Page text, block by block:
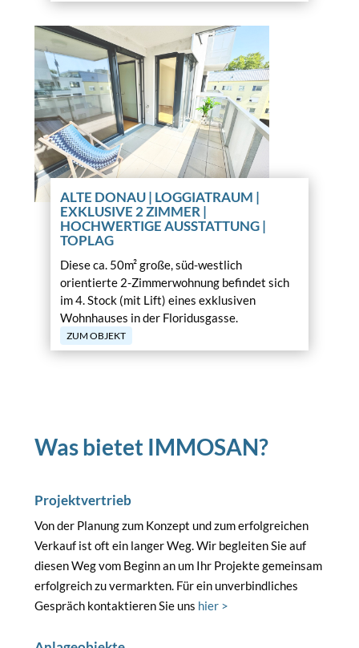
ALTE DONAU | LOGGIATRAUM |
EXKLUSIVE 2 ZIMMER |
HOCHWERTIGE AUSSTATTUNG |
TOPLAG
Diese ca. 50m² große, süd-westlich
orientierte 2-Zimmerwohnung befindet sich
im 4. Stock (mit Lift) eines exklusiven
Wohnhauses in der Floridusgasse.
ZUM OBJEKT
Was bietet IMMOSAN?
Projektvertrieb
Von der Planung zum Konzept und zum erfolgreichen
Verkauf ist oft ein langer Weg. Wir begleiten Sie auf
diesen Weg vom Beginn an um Ihr Projekte gemeinsam
erfolgreich zu vermarkten. Für ein unverbindliches
Gespräch kontaktieren Sie uns hier >